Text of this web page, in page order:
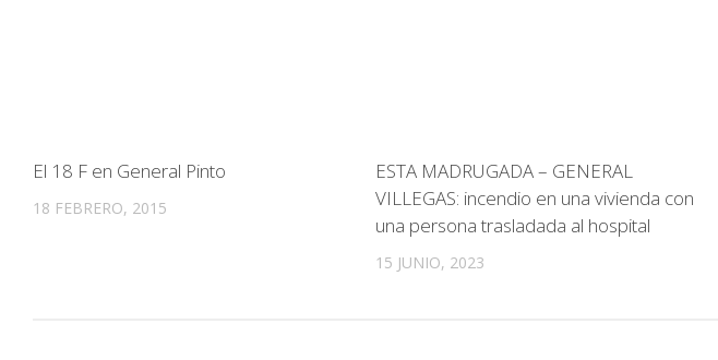
El 18 F en General Pinto
18 FEBRERO, 2015
ESTA MADRUGADA – GENERAL
VILLEGAS: incendio en una vivienda con
una persona trasladada al hospital
15 JUNIO, 2023